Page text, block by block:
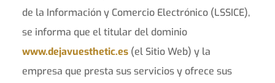
de la Información y Comercio Electrónico (LSSICE),
se informa que el titular del dominio
www.dejavuesthetic.es (el Sitio Web) y la
empresa que presta sus servicios y ofrece sus